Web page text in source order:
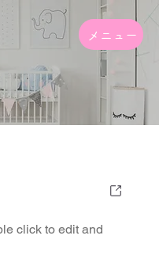
メニュー
click to edit and